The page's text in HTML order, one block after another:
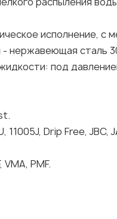
исполнение, с
нержавеющая сталь
под
Drip Free, JBC,
VMA, PMF.